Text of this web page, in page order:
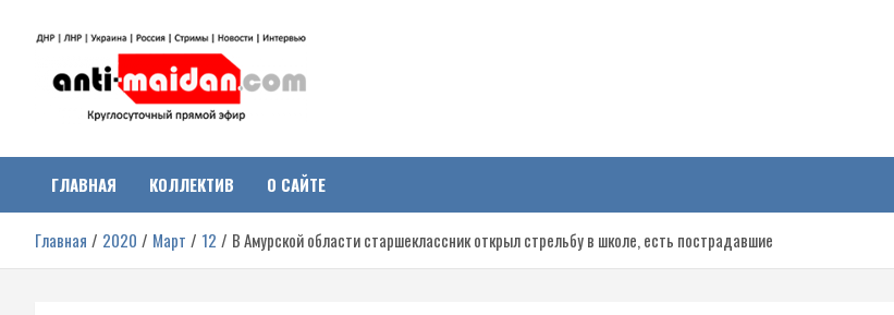
Антимайдан:
Гражданская война на
Украине
о гражданской войне на Украине, включая события в Новороссии,
ДНР, ЛНР и других регионах.
ГЛАВНАЯ КОЛЛЕКТИВ О САЙТЕ
Главная 2020 Март 12 В Амурской области старшеклассник открыл стрельбу в школе, есть пострадавшие